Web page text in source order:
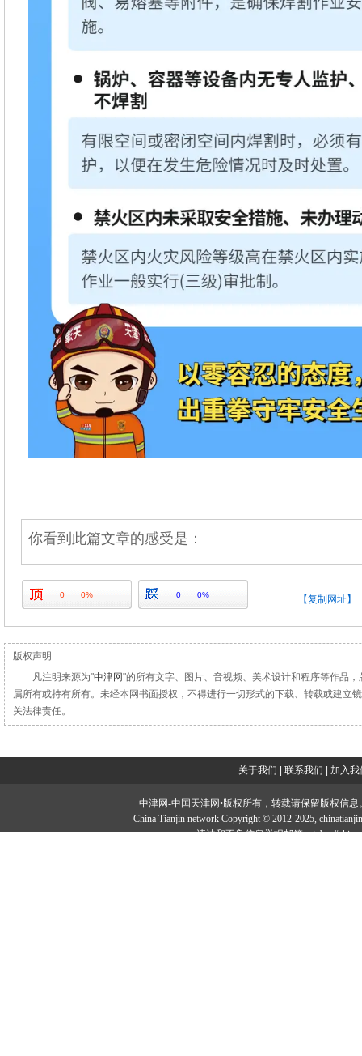
你看到此篇文章的感受是：
0 0% 0 0% 【复制网址】
版权声明
凡注明来源为"中津网"的所有文字、图片、音视频、美术设计和程序等作品
属所有或持有所有。未经本网书面授权，不得进行一切形式的下载、转载或建立
关法律责任。
关于我们 | 联系我们 | 加入我
中津网-中国天津网•版权所有，转载请保留版权信息
China Tianjin network Copyright © 2012-2025,
违法和不良信息举报邮箱：